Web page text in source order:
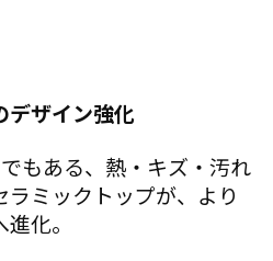
ザイン強化
もある、熱・キズ・汚れ
ミックトップが、より
化。